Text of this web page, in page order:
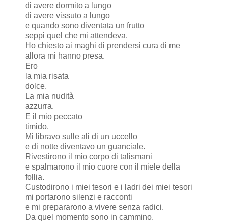
di avere dormito a lungo
di avere vissuto a lungo
e quando sono diventata un frutto
seppi quel che mi attendeva.
Ho chiesto ai maghi di prendersi cura di me
allora mi hanno presa.
Ero
la mia risata
dolce.
La mia nudità
azzurra.
E il mio peccato
timido.
Mi libravo sulle ali di un uccello
e di notte diventavo un guanciale.
Rivestirono il mio corpo di talismani
e spalmarono il mio cuore con il miele della
follia.
Custodirono i miei tesori e i ladri dei miei tesori
mi portarono silenzi e racconti
e mi prepararono a vivere senza radici.
Da quel momento sono in cammino.